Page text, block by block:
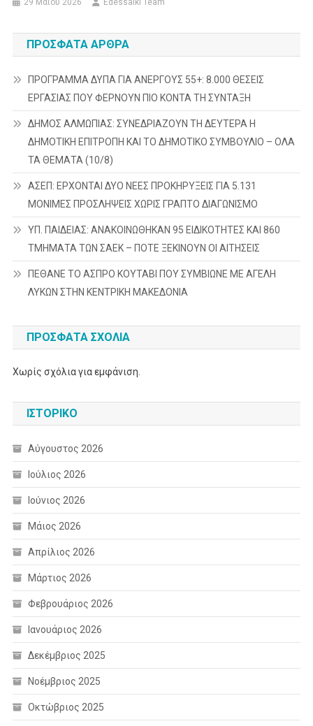
29 Μαΐου 2026 Edessaiki Team
ΠΡΌΣΦΑΤΑ ΆΡΘΡΑ
ΠΡΟΓΡΑΜΜΑ ΔΥΠΑ ΓΙΑ ΑΝΕΡΓΟΥΣ 55+: 8.000 ΘΕΣΕΙΣ
ΕΡΓΑΣΙΑΣ ΠΟΥ ΦΕΡΝΟΥΝ ΠΙΟ ΚΟΝΤΑ ΤΗ ΣΥΝΤΑΞΗ
ΔΗΜΟΣ ΑΛΜΩΠΙΑΣ: ΣΥΝΕΔΡΙΑΖΟΥΝ ΤΗ ΔΕΥΤΕΡΑ H
ΔΗΜΟΤΙΚΗ ΕΠΙΤΡΟΠΗ ΚΑΙ ΤΟ ΔΗΜΟΤΙΚΟ ΣΥΜΒΟΥΛΙΟ – ΟΛΑ
ΤΑ ΘΕΜΑΤΑ (10/8)
ΑΣΕΠ: ΕΡΧΟΝΤΑΙ ΔΥΟ ΝΕΕΣ ΠΡΟΚΗΡΥΞΕΙΣ ΓΙΑ 5.131
ΜΟΝΙΜΕΣ ΠΡΟΣΛΗΨΕΙΣ ΧΩΡΙΣ ΓΡΑΠΤΟ ΔΙΑΓΩΝΙΣΜΟ
ΥΠ. ΠΑΙΔΕΙΑΣ: ΑΝΑΚΟΙΝΩΘΗΚΑΝ 95 ΕΙΔΙΚΟΤΗΤΕΣ ΚΑΙ 860
ΤΜΗΜΑΤΑ ΤΩΝ ΣΑΕΚ – ΠΟΤΕ ΞΕΚΙΝΟΥΝ ΟΙ ΑΙΤΗΣΕΙΣ
ΠΕΘΑΝΕ ΤΟ ΑΣΠΡΟ ΚΟΥΤΑΒΙ ΠΟΥ ΣΥΜΒΙΩΝΕ ΜΕ ΑΓΕΛΗ
ΛΥΚΩΝ ΣΤΗΝ ΚΕΝΤΡΙΚΗ ΜΑΚΕΔΟΝΙΑ
ΠΡΌΣΦΑΤΑ ΣΧΌΛΙΑ
Χωρίς σχόλια για εμφάνιση.
ΙΣΤΟΡΙΚΌ
Αύγουστος 2026
Ιούλιος 2026
Ιούνιος 2026
Μάιος 2026
Απρίλιος 2026
Μάρτιος 2026
Φεβρουάριος 2026
Ιανουάριος 2026
Δεκέμβριος 2025
Νοέμβριος 2025
Οκτώβριος 2025